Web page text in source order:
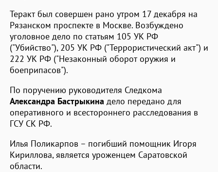
Теракт был совершен рано утром 17 декабря на
Рязанском проспекте в Москве. Возбуждено
уголовное дело по статьям 105 УК РФ
("Убийство"), 205 УК РФ ("Террористический акт") и
222 УК РФ ("Незаконный оборот оружия и
боеприпасов").
По поручению руководителя Следкома
Александра Бастрыкина дело передано для
оперативного и всестороннего расследования в
ГСУ СК РФ.
Илья Поликарпов – погибший помощник Игоря
Кириллова, является уроженцем Саратовской
области.